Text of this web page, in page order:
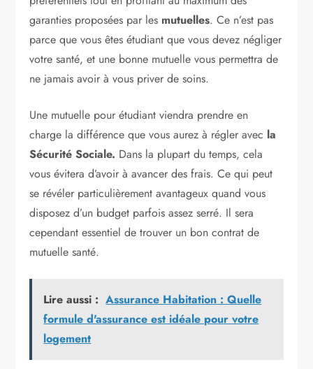
garanties proposées par les mutuelles. Ce n’est pas
parce que vous êtes étudiant que vous devez négliger
votre santé, et une bonne mutuelle vous permettra de
ne jamais avoir à vous priver de soins.
Une mutuelle pour étudiant viendra prendre en
charge la différence que vous aurez à régler avec la
Sécurité Sociale. Dans la plupart du temps, cela
vous évitera d’avoir à avancer des frais. Ce qui peut
se révéler particulièrement avantageux quand vous
disposez d’un budget parfois assez serré. Il sera
cependant essentiel de trouver un bon contrat de
mutuelle santé.
Lire aussi : Assurance Habitation : Quelle
formule d'assurance est idéale pour votre
logement